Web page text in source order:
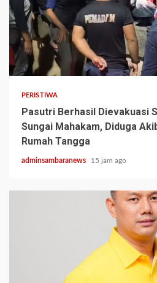
2 min read
PERISTIWA
Pasutri Berhasil Dievakuasi
Sungai Mahakam, Diduga
Rumah Tangga
adminsambaranews 15 jam ago